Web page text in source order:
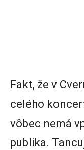
Fakt, že v
celého
vôbec nemá
publika.